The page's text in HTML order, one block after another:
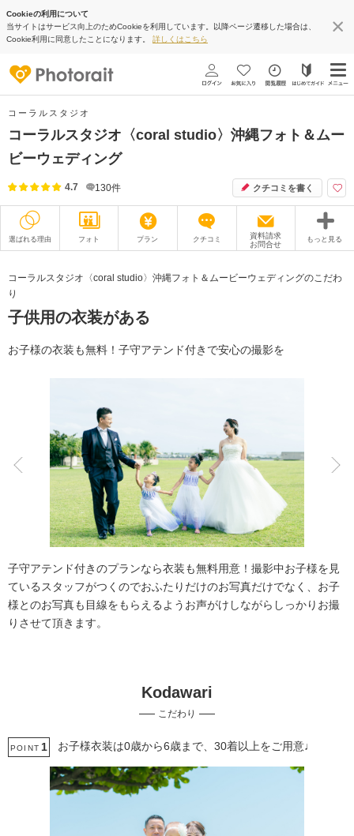
Cookieの利用について
当サイトはサービス向上のためCookieを利用しています。以降ページ遷移した場合は、
Cookie利用に同意したことになります。 詳しくはこちら
コーラルスタジオ
コーラルスタジオ〈coral studio〉沖縄フォト＆ムー
ビーウェディング
4.7 130件 クチコミを書く
選ばれる理由 フォト プラン クチコミ
資料請求
お問合せ
もっと見る
海での撮影 子供用の衣装
豊富な色打掛・着物
コーラルスタジオ〈coral studio〉沖縄フォト＆ムービーウェディングのこだわ
り
子供用の衣装がある
お子様の衣装も無料！子守アテンド付きで安心の撮影を
子守アテンド付きのプランなら衣装も無料用意！撮影中お子様を見
ているスタッフがつくのでおふたりだけのお写真だけでなく、お子
様とのお写真も目線をもらえるようお声がけしながらしっかりお撮
りさせて頂きます。
Kodawari
こだわり
POINT 1 お子様衣装は0歳から6歳まで、30着以上をご用意♩